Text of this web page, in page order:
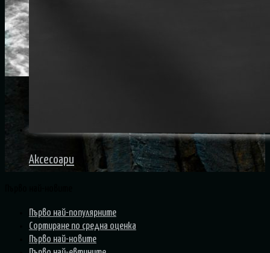
Аксесоари
Първо най-популярните
Сортиране по средна оценка
Първо най-новите